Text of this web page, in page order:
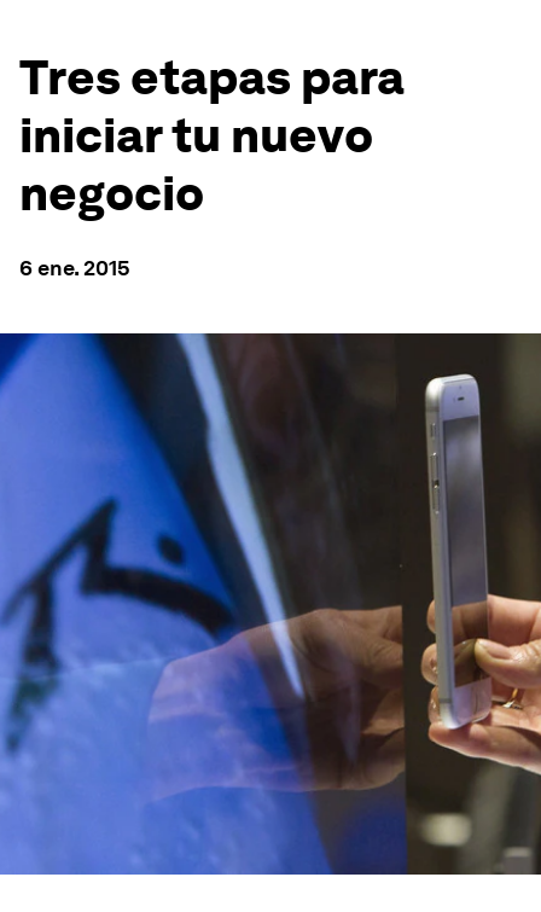
Tres etapas para
iniciar tu nuevo
negocio
6 ene. 2015